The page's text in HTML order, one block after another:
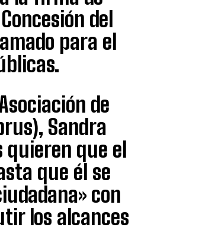
del
para el
de
Sandra
que el
que él se
con
los alcances